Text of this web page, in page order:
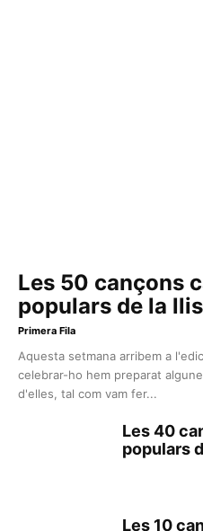
Les 50 cançons
populars de la
Primera Fila
Aquesta setmana arribem a
celebrar-ho hem preparat
d'elles, tal com vam fer...
Les 40
populars
Les 10